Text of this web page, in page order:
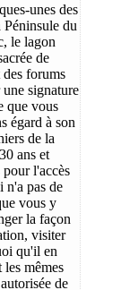
unes des
Péninsule du
le lagon
de
forums
signature
que vous
égard à son
de la
ans et
pour l'accès
n'a pas de
vous y
la façon
visiter
qu'il en
mêmes
de